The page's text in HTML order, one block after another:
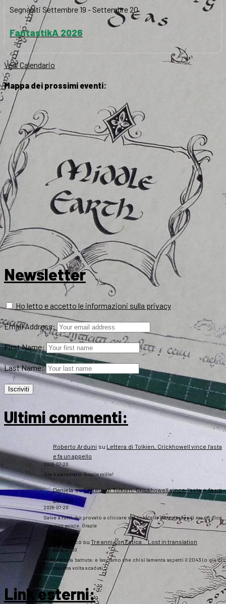
Segnalati Settembre 19 -Settembre 20
FantastikA 2026
Vedi Calendario
Mappa dei prossimi eventi:
Newsletter
Ho letto e accetto le informazioni sulla privacy
Email Address:
First Name:
Last Name:
Ultimi commenti:
Roberto Arduinisu Lettera di Tolkien, Crickhowell vince l’asta
e fa un appello
2026-07-20
Ora è sistemato. Grazie mille!
DanielasuLettera di Tolkien, Crickhowell vince l’asta e fa un
appello
2026-07-20
Salve a tutti, ho provato a cliccare sul link della raccolta fondi ma mi dice
che non esiste. Grazie
Gipsoteco su Tre anni con Fatica… Lost in translation
2026-07-10
Passatemi la battuta: e lasciamo che chi si lamenta aspetti il 2043 (o giù di
lì), così una volta scaduti…
Link esterni: